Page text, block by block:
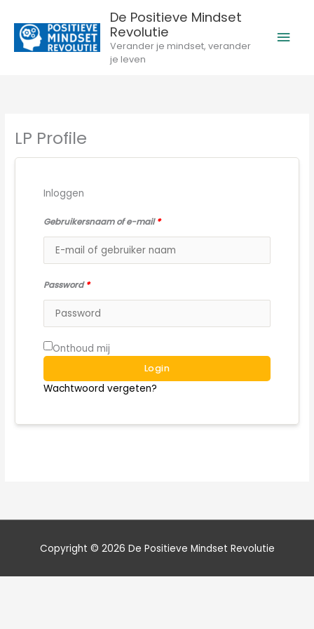
naar
inhoud
De Positieve Mindset
Revolutie
Verander je mindset, verander
je leven
LP Profile
Inloggen
Gebruikersnaam of e-mail*
Password*
Onthoud mij
Login
Wachtwoord vergeten?
Copyright © 2026 De Positieve Mindset Revolutie